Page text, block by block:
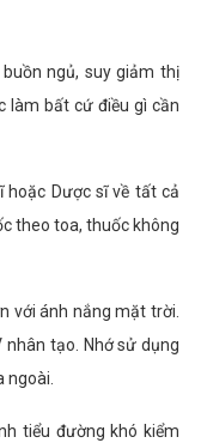
ngủ, suy giảm thị
làm bất cứ điều gì cần
hoặc Dược sĩ về tất cả
theo toa, thuốc không
với ánh nắng mặt trời.
nhân tạo. Nhớ sử dụng
ngoài.
tiểu đường khó kiểm